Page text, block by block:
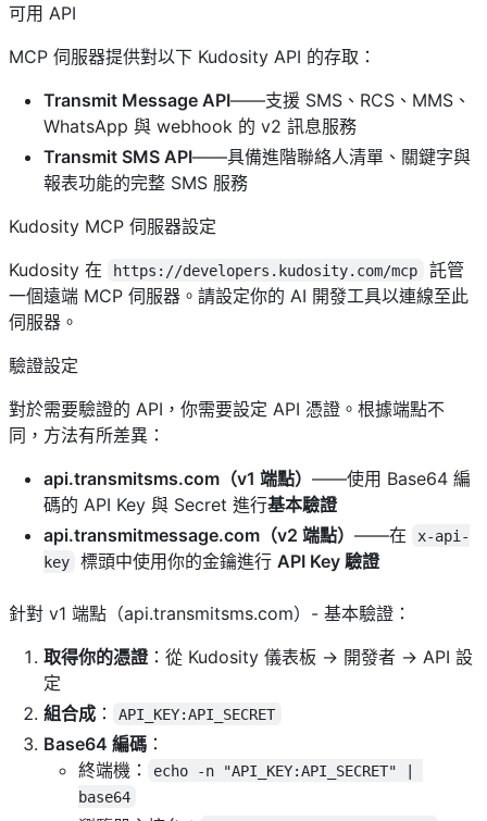
可用 API
MCP 伺服器提供對以下 Kudosity API 的存取：
Transmit Message API——支援 SMS、RCS、MMS、
WhatsApp 與 webhook 的 v2 訊息服務
Transmit SMS API——具備進階聯絡人清單、關鍵字與
報表功能的完整 SMS 服務
Kudosity MCP 伺服器設定
Kudosity 在
https://developers.kudosity.com/mcp
託管
一個遠端 MCP 伺服器。請設定你的 AI 開發工具以連線至此
伺服器。
驗證設定
對於需要驗證的 API，你需要設定 API 憑證。根據端點不
同，方法有所差異：
api.transmitsms.com（v1 端點） ——使用 Base64 編
碼的 API Key 與 Secret 進行基本驗證
api.transmitmessage.com（v2 端點） ——在
x-api-
key
標頭中使用你的金鑰進行 API Key 驗證
針對 v1 端點（api.transmitsms.com）- 基本驗證：
取得你的憑證 ：從 Kudosity 儀表板 → 開發者 → API 設
定
組合成 ： API_KEY:API_SECRET
Base64 編碼 ：
終端機：
echo -n "API_KEY:API_SECRET" |
base64